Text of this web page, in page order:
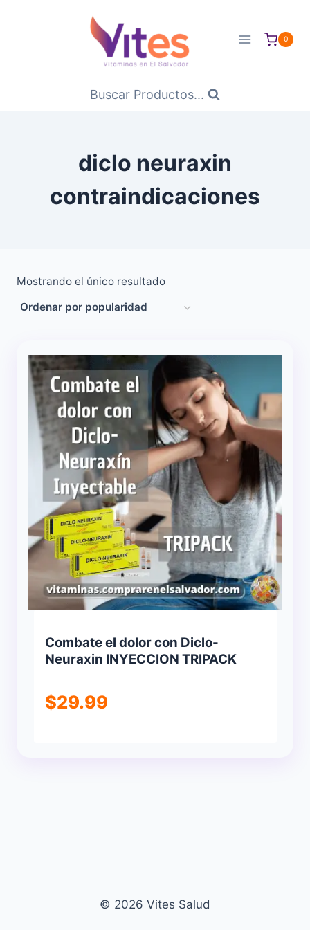
0
Buscar Productos...
diclo neuraxin
contraindicaciones
Mostrando el único resultado
Combate el dolor con Diclo-
Neuraxin INYECCION TRIPACK
$29.99
© 2026 Vites Salud